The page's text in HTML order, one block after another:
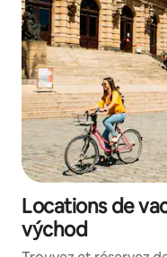
Locations de
východ